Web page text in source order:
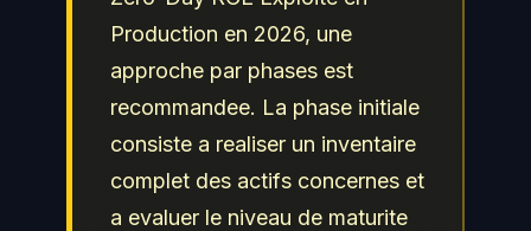
Production en 2026, une
approche par phases est
recommandee. La phase initiale
consiste a realiser un inventaire
complet des actifs concernes et
a evaluer le niveau de maturite